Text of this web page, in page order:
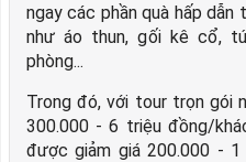
ngay các phần quà hấp
như áo thun, gối kê cổ,
phòng...
Trong đó, với tour trọn gói
300.000 - 6 triệu đồng/
được giảm giá 200.000 -